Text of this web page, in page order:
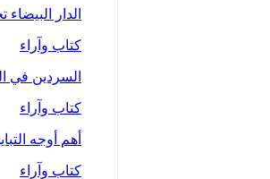
الدار البيضاء تحتفي بكتاب “9..
كتاب وآراء
السردين في
كتاب وآراء
أهم أوجه التباين بين مشروع
كتاب وآراء